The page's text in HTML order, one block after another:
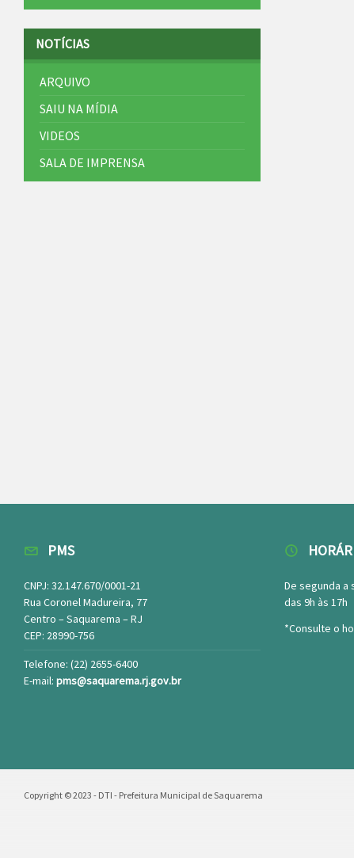
NOTÍCIAS
ARQUIVO
SAIU NA MÍDIA
VIDEOS
SALA DE IMPRENSA
PMS
CNPJ: 32.147.670/0001-21
Rua Coronel Madureira, 77
Centro – Saquarema – RJ
CEP: 28990-756
Telefone: (22) 2655-6400
E-mail: pms@saquarema.rj.gov.br
De segunda a
das 9h às 17h
*Consulte o
Copyright © 2023 - DTI - Prefeitura Municipal de Saquarema